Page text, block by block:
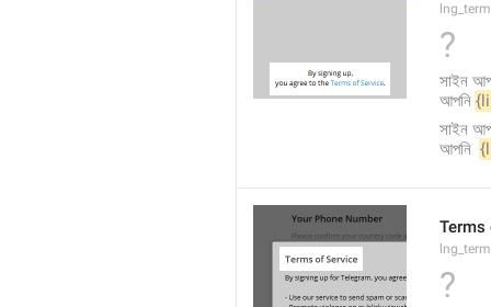
?
সাইন আপ
আপনি
সাইন
আপনি
Terms
?